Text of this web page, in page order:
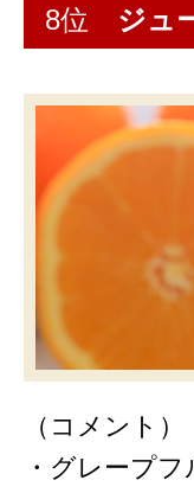
8位 ジュ
（コメント）
・グレープ